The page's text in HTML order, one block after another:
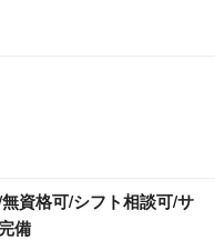
資格可/シフト相談可/サ
備